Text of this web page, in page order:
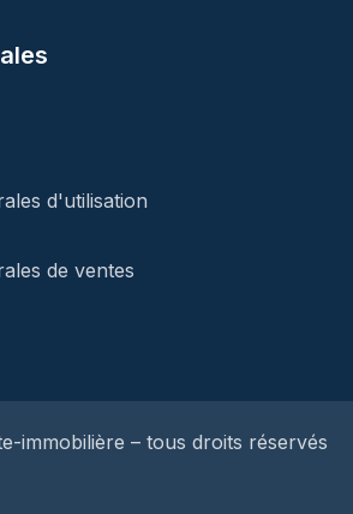
d'utilisation
de ventes
immobilière – tous droits réservés